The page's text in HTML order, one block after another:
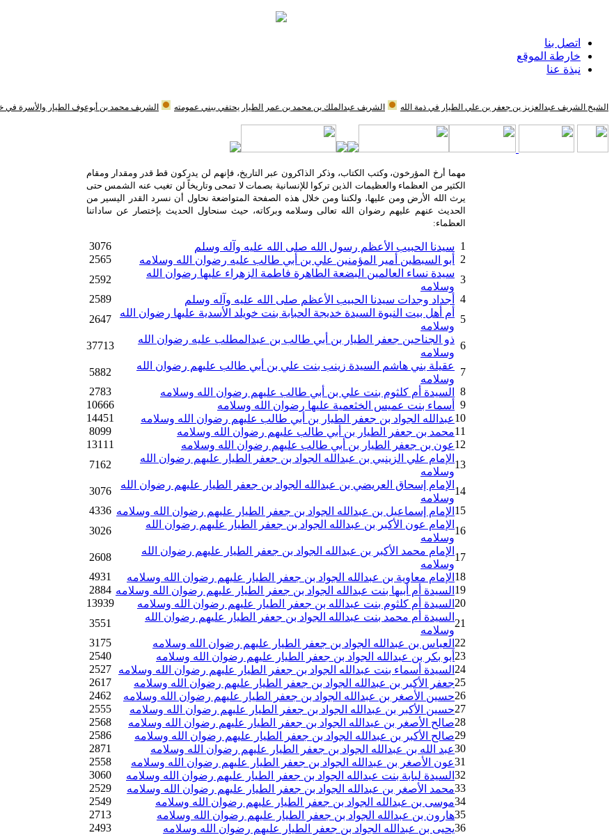
اتصل بنا
خارطة الموقع
نبذة عنا
الشيخ الشريف عبدالعزيز بن جعفر بن علي الطيار في ذمة الله الشريف عبدالملك بن محمد بن عمر الطيار يحتفي ببني عمومته الشريف محمد بن أبوعوف الطيار والأسرة في
مهما أرخ المؤرخون، وكتب الكتاب، وذكر الذاكرون عبر التاريخ، فإنهم لن يدركون قط قدر ومقدار ومقام
الكثير من العظماء والعظيمات الذين تركوا للإنسانية بصمات لا تمحى وتاريخاً لن تغيب عنه الشمس حتى
يرث الله الأرض ومن عليها، ولكننا ومن خلال هذه الصفحة المتواضعة نحاول أن نسرد القدر اليسير من
الحديث عنهم عليهم رضوان الله تعالى وسلامه وبركاته، حيث سنحاول الحديث بإختصار عن ساداتنا
العظماء:
1 سيدنا الحبيب الأعظم رسول الله صلى الله عليه وآله وسلم
3076
2
أبو السبطين أمير المؤمنين علي بن أبي طالب عليه رضوان الله وسلامه
2565
3
سيدة نساء العالمين البضعة الطاهرة فاطمة الزهراء عليها رضوان الله
وسلامه
2592
4
أجداد وجدات سيدنا الحبيب الأعظم صلى الله عليه وآله وسلم
2589
5
أم أهل بيت النبوة السيدة خديجة الحبابة بنت خويلد الأسدية عليها رضوان الله
وسلامه
2647
6
ذو الجناحين جعفر الطيار بن أبي طالب بن عبدالمطلب عليه رضوان الله
وسلامه
37713
7
عقيلة بني هاشم السيدة زينب بنت علي بن أبي طالب عليهم رضوان الله
وسلامه
5882
8
السيدة أم كلثوم بنت علي بن أبي طالب عليهم رضوان الله وسلامه
2783
9
أسماء بنت عميس الخثعمية عليها رضوان الله وسلامه
10666
10عبدالله الجواد بن جعفر الطيار بن أبي طالب عليهم رضوان الله وسلامه
14451
11محمد بن جعفر الطيار بن أبي طالب عليهم رضوان الله وسلامه
8099
12عون بن جعفر الطيار بن أبي طالب عليهم رضوان الله وسلامه
13111
13
الإمام علي الزينبي بن عبدالله الجواد بن جعفر الطيار عليهم رضوان الله
وسلامه
7162
14
الإمام إسحاق العريضي بن عبدالله الجواد بن جعفر الطيار عليهم رضوان الله
وسلامه
3076
15 الإمام إسماعيل بن عبدالله الجواد بن جعفر الطيار عليهم رضوان الله وسلامه 4336
16
الإمام عون الأكبر بن عبدالله الجواد بن جعفر الطيار عليهم رضوان الله
وسلامه
3026
17
الإمام محمد الأكبر بن عبدالله الجواد بن جعفر الطيار عليهم رضوان الله
وسلامه
2608
18 الإمام معاوية بن عبدالله الجواد بن جعفر الطيار عليهم رضوان الله وسلامه
4931
19 السيدة أم أبيها بنت عبدالله الجواد بن جعفر الطيار عليهم رضوان الله وسلامه 2884
20 السيدة أم كلثوم بنت عبدالله بن جعفر الطيار عليهم رضوان الله وسلامه
13939
21
السيدة أم محمد بنت عبدالله الجواد بن جعفر الطيار عليهم رضوان الله
وسلامه
3551
22 العباس بن عبدالله الجواد بن جعفر الطيار عليهم رضوان الله وسلامه
3175
23 أبو بكر بن عبدالله الجواد بن جعفر الطيار عليهم رضوان الله وسلامه
2540
24 السيدة أسماء بنت عبدالله الجواد بن جعفر الطيار عليهم رضوان الله وسلامه
2527
25جعفر الأكبر بن عبدالله الجواد بن جعفر الطيار عليهم رضوان الله وسلامه
2617
26حسين الأصغر بن عبدالله الجواد بن جعفر الطيار عليهم رضوان الله وسلامه
2462
27حسين الأكبر بن عبدالله الجواد بن جعفر الطيار عليهم رضوان الله وسلامه
2555
28صالح الأصغر بن عبدالله الجواد بن جعفر الطيار عليهم رضوان الله وسلامه
2568
29صالح الأكبر بن عبدالله الجواد بن جعفر الطيار عليهم رضوان الله وسلامه
2586
30عبد الله بن عبدالله الجواد بن جعفر الطيار عليهم رضوان الله وسلامه
2871
31عون الأصغر بن عبدالله الجواد بن جعفر الطيار عليهم رضوان الله وسلامه
2558
32 السيدة لبابة بنت عبدالله الجواد بن جعفر الطيار عليهم رضوان الله وسلامه
3060
33محمد الأصغر بن عبدالله الجواد بن جعفر الطيار عليهم رضوان الله وسلامه
2529
34موسى بن عبدالله الجواد بن جعفر الطيار عليهم رضوان الله وسلامه
2549
35هارون بن عبدالله الجواد بن جعفر الطيار عليهم رضوان الله وسلامه
2713
36يحيى بن عبدالله الجواد بن جعفر الطيار عليهم رضوان الله وسلامه
2493